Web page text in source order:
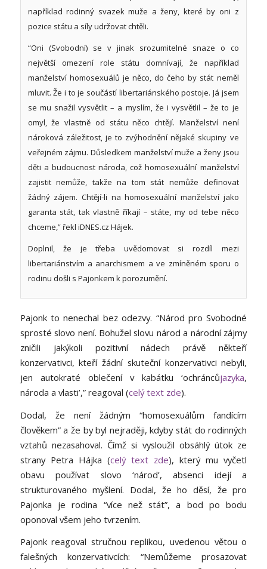
například rodinný svazek muže a ženy, které by oni z
pozice státu a síly udržovat chtěli.
“Oni (Svobodní) se v jinak srozumitelné snaze o co
největší omezení role státu domnívají, že například
manželství homosexuálů je něco, do čeho by stát neměl
mluvit. Že i to je součástí libertariánského postoje. Já jsem
se mu snažil vysvětlit – a myslím, že i vysvětlil – že to je
omyl, že vlastně od státu něco chtějí. Manželství není
nároková záležitost, je to zvýhodnění nějaké skupiny ve
veřejném zájmu. Důsledkem manželství muže a ženy jsou
děti a budoucnost národa, což homosexuální manželství
zajistit nemůže, takže na tom stát nemůže definovat
žádný zájem. Chtějí-li na homosexuální manželství jako
garanta stát, tak vlastně říkají – státe, my od tebe něco
chceme,” řekl iDNES.cz Hájek.
Doplnil, že je třeba uvědomovat si rozdíl mezi
libertariánstvím a anarchismem a ve zmíněném sporu o
rodinu došli s Pajonkem k porozumění.
Pajonk to nenechal bez odezvy. “Národ pro Svobodné
sprosté slovo není. Bohužel slovu národ a národní zájmy
zničili jakýkoli pozitivní nádech právě někteří
konzervativci, kteří žádní skuteční konzervativci nebyli,
jen autokraté oblečení v kabátku ‘ochráncůjazyka,
národa a vlasti’,” reagoval (celý text zde).
Dodal, že není žádným “homosexuálům fandícím
člověkem” a že by byl nejraději, kdyby stát do rodinných
vztahů nezasahoval. Čímž si vysloužil obsáhlý útok ze
strany Petra Hájka (celý text zde), který mu vyčetl
obavu používat slovo ‘národ’, absenci idejí a
strukturovaného myšlení. Dodal, že ho děsí, že pro
Pajonka je rodina “více než stát”, a bod po bodu
oponoval všem jeho tvrzením.
Pajonk reagoval stručnou replikou, uvedenou větou o
falešných konzervativcích: “Nemůžeme prosazovat